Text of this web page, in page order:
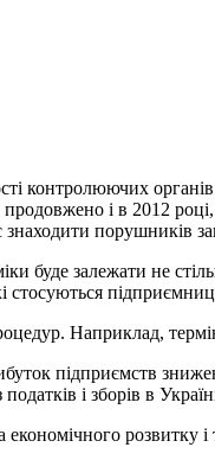
контролюючих
продовжено і в 2012
порушників
буде залежати не
Наприклад,
підприємств
і зборів в
розвитку і